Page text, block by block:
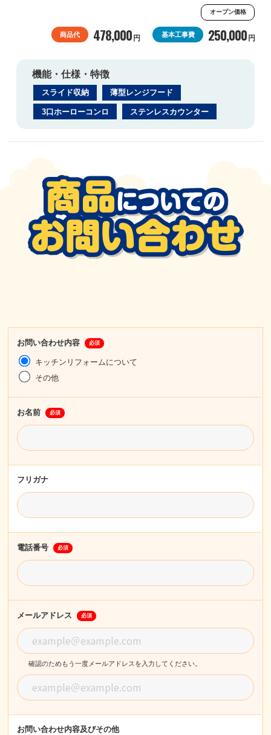
オープン価格
商品代 478,000 円 基本工事費 250,000 円
機能・仕様・特徴
スライド収納 薄型レンジフード
3口ホーローコンロ ステンレスカウンター
お問い合わせ内容 必須
キッチンリフォームについて
その他
お名前 必須
フリガナ
電話番号 必須
メールアドレス 必須
確認のためもう一度メールアドレスを入力してください。
お問い合わせ内容及びその他